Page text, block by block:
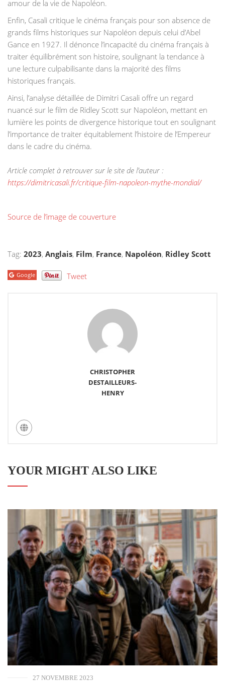
amour de la vie de Napoléon.
Enfin, Casali critique le cinéma français pour son absence de
grands films historiques sur Napoléon depuis celui d’Abel
Gance en 1927. Il dénonce l’incapacité du cinéma français à
traiter équilibrément son histoire, soulignant la tendance à
une lecture culpabilisante dans la majorité des films
historiques français.
Ainsi, l’analyse détaillée de Dimitri Casali offre un regard
nuancé sur le film de Ridley Scott sur Napoléon, mettant en
lumière les points de divergence historique tout en soulignant
l’importance de traiter équitablement l’histoire de l’Empereur
dans le cadre du cinéma.
Article complet à retrouver sur le site de l’auteur :
https://dimitricasali.fr/critique-film-napoleon-mythe-mondial/
Source de l’image de couverture
Tag: 2023, Anglais, Film, France, Napoléon, Ridley Scott
Google Tweet
CHRISTOPHER
DESTAILLEURS-
HENRY
YOUR MIGHT ALSO LIKE
27 NOVEMBRE 2023